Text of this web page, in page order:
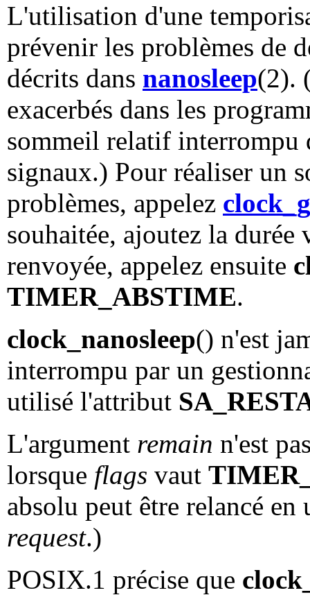
L'utilisation d'une
prévenir les problèmes de
décrits dans nanosleep(2).
exacerbés dans les
sommeil relatif interrompu
signaux.) Pour réaliser un
problèmes, appelez
souhaitée, ajoutez la
renvoyée, appelez ensuite
TIMER_ABSTIME.
clock_nanosleep() n'est
interrompu par un
utilisé l'attribut
L'argument remain n'est
lorsque flags vaut
absolu peut être relancé
request.)
POSIX.1 précise que